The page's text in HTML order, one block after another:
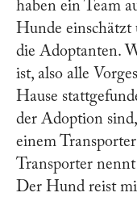
haben ein Team
Hunde einschätzt
die Adoptanten.
ist, also alle
Hause
der Adoption
einem
Transporter nennt
Der Hund reist